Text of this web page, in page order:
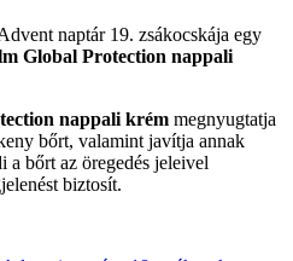
naptár 19. zsákocskája egy
Global Protection nappali
nappali krém megnyugtatja
bőrt, valamint javítja annak
a bőrt az öregedés jeleivel
biztosít.